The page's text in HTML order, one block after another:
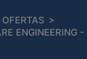
>
ENGINEERING